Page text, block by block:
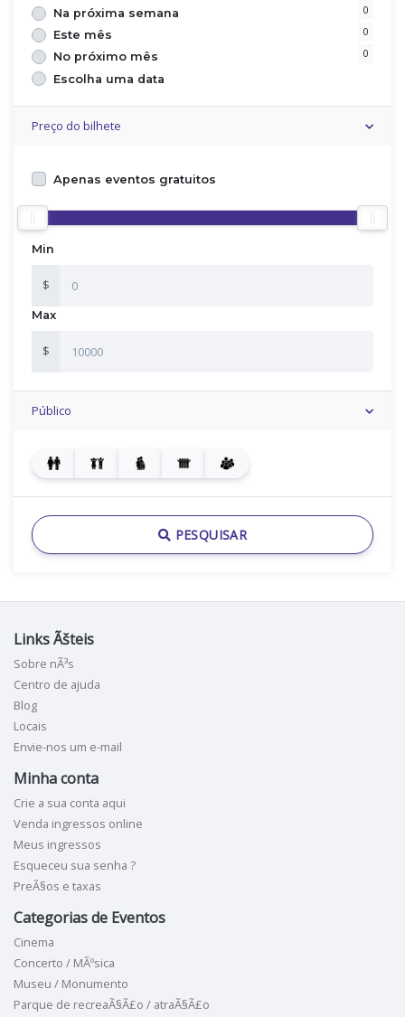
Na próxima semana
0
Este mês
0
No próximo mês
0
Escolha uma data
Preço do bilhete
Apenas eventos gratuitos
Min
$
Max
$
Público
PESQUISAR
Links Ãšteis
Sobre nÃ³s
Centro de ajuda
Blog
Locais
Envie-nos um e-mail
Minha conta
Crie a sua conta aqui
Venda ingressos online
Meus ingressos
Esqueceu sua senha ?
PreÃ§os e taxas
Categorias de Eventos
Cinema
Concerto / MÃºsica
Museu / Monumento
Parque de recreaÃ§Ã£o / atraÃ§Ã£o